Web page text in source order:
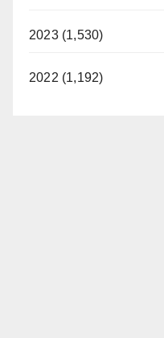
2023 (1,530)
2022 (1,192)